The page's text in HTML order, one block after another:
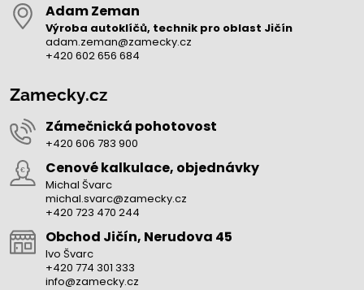
Adam Zeman
Výroba autoklíčů, technik pro oblast Jičín
adam.zeman@zamecky.cz
+420 602 656 684
Zamecky.cz
Zámečnická pohotovost
+420 606 783 900
Cenové kalkulace, objednávky
Michal Švarc
michal.svarc@zamecky.cz
+420 723 470 244
Obchod Jičín, Nerudova 45
Ivo Švarc
+420 774 301 333
info@zamecky.cz